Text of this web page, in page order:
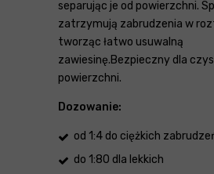
separując je od powierzchni.
zatrzymują zabrudzenia w
tworząc łatwo usuwalną
zawiesinę.Bezpieczny dla
powierzchni.
Dozowanie:
od 1:4 do ciężkich
do 1:80 dla lekkich